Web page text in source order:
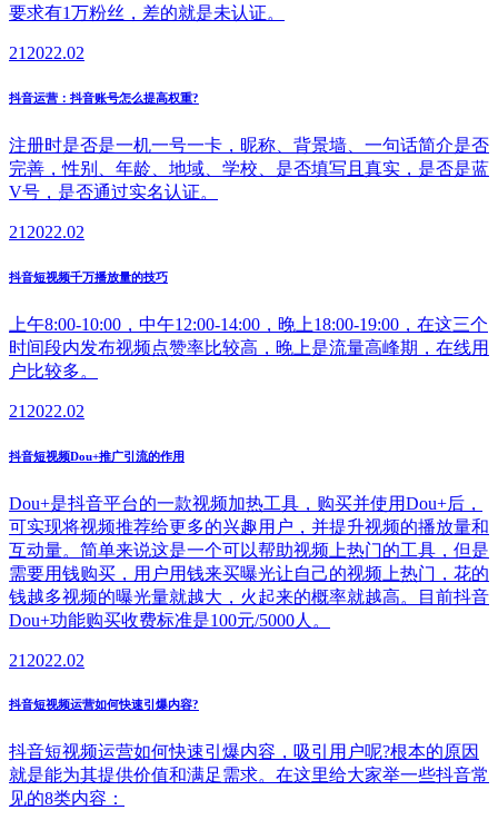
要求有1万粉丝，差的就是未认证。
21 2022.02
抖音运营：抖音账号怎么提高权重?
注册时是否是一机一号一卡，昵称、背景墙、一句话简介是否
完善，性别、年龄、地域、学校、是否填写且真实，是否是蓝
V号，是否通过实名认证。
21 2022.02
抖音短视频千万播放量的技巧
上午8:00-10:00，中午12:00-14:00，晚上18:00-19:00，在这三个
时间段内发布视频点赞率比较高，晚上是流量高峰期，在线用
户比较多。
21 2022.02
抖音短视频Dou+推广引流的作用
Dou+是抖音平台的一款视频加热工具，购买并使用Dou+后，
可实现将视频推荐给更多的兴趣用户，并提升视频的播放量和
互动量。简单来说这是一个可以帮助视频上热门的工具，但是
需要用钱购买，用户用钱来买曝光让自己的视频上热门，花的
钱越多视频的曝光量就越大，火起来的概率就越高。目前抖音
Dou+功能购买收费标准是100元/5000人。
21 2022.02
抖音短视频运营如何快速引爆内容?
抖音短视频运营如何快速引爆内容，吸引用户呢?根本的原因
就是能为其提供价值和满足需求。在这里给大家举一些抖音常
见的8类内容：